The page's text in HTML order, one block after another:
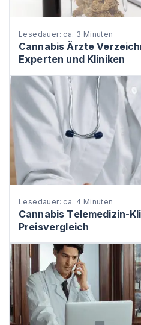
Lesedauer: ca. 3 Minuten
Cannabis Ärzte
Experten und Kliniken
Lesedauer: ca. 4 Minuten
Cannabis Telemedizin-
Preisvergleich